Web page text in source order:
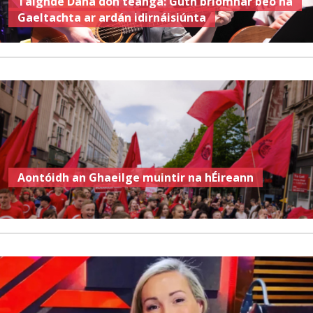
Gaeltachta ar ardán idirnáisiúnta
Aontóidh an Ghaeilge muintir na hÉireann